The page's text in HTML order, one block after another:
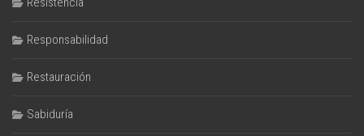
Responsabilidad
Restauración
Sabiduría